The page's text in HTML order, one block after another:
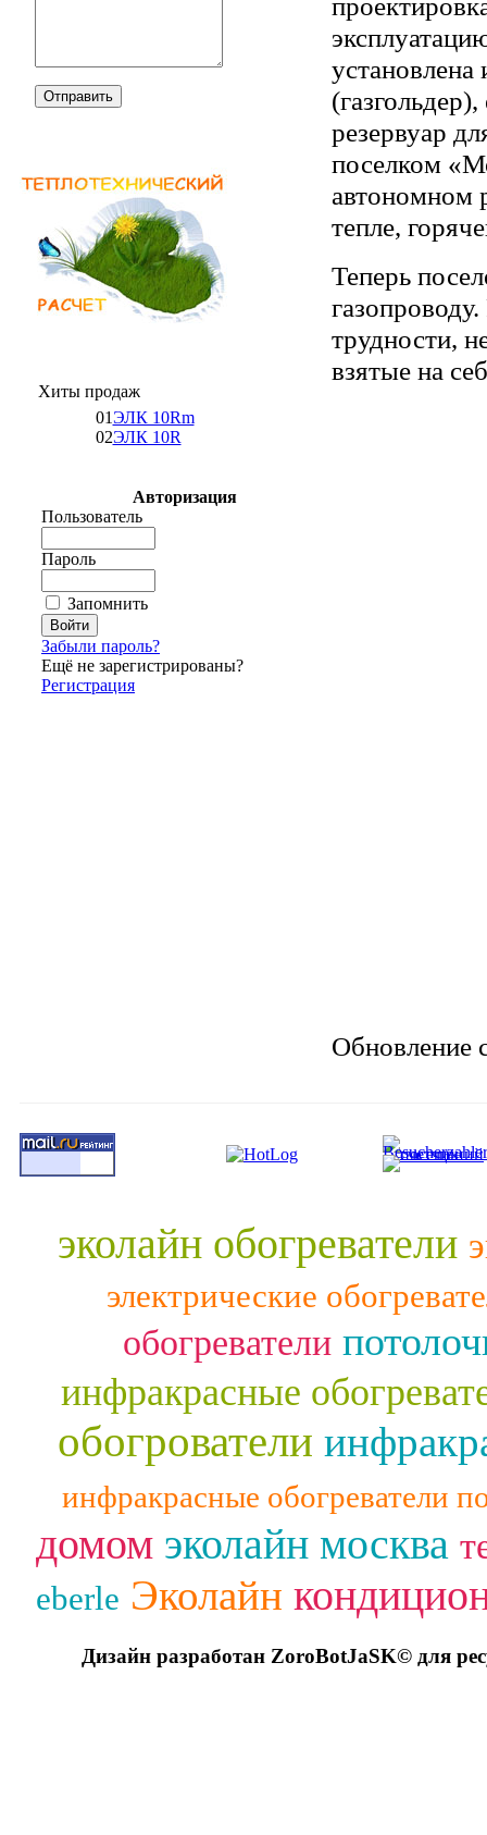
Отправить
Хиты продаж
01ЭЛК 10Rm
02ЭЛК 10R
Авторизация
Пользователь
Пароль
Запомнить
Забыли пароль?
Ещё не зарегистрированы?
Регистрация
установлена
резервуар
поселком
автономном
тепле,
Теперь
трудности,
взятые на
Обновление
эколайн обогреватели
электрические
обогреватели
инфракрасные
обогрователи
инфракрасные обогреватели
домом эколайн москва
eberle Эколайн
Дизайн разработан ZoroBotJaSK© для